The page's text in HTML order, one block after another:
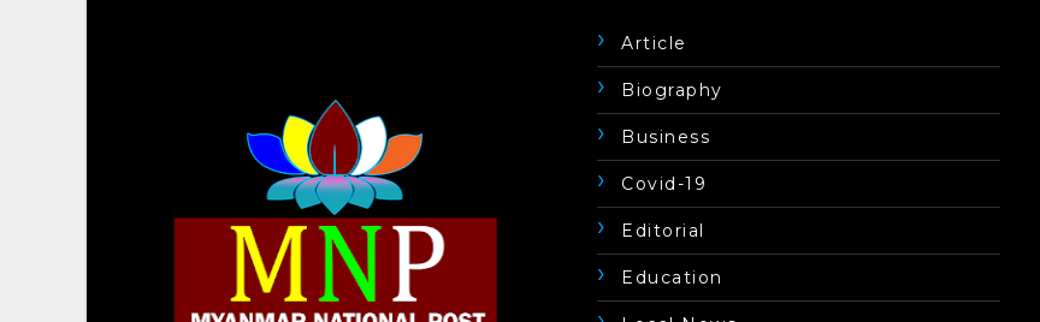
Article
Biography
Business
Covid-19
Editorial
Education